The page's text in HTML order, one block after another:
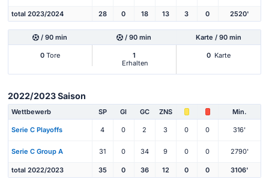
total 2023/2024 28 0 18 13 3 0 2520'
/ 90 min / 90 min Karte / 90 min
0Tore
1
Erhalten
0 Karte
2022/2023 Saison
Wettbewerb SP Gl GC ZNS Min.
Serie C Playoffs 4 0 2 3 0 0 316'
Serie C Group A 31 0 34 9 0 0 2790'
total 2022/2023 35 0 36 12 0 0 3106'